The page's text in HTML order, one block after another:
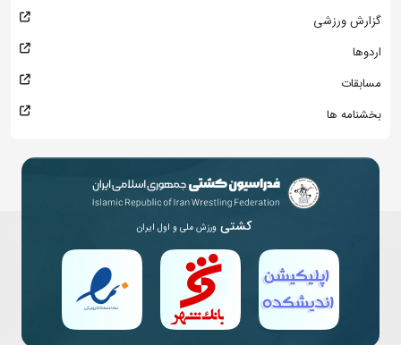
گزارش ورزشی
اردوها
مسابقات
بخشنامه ها
کشتی ورزش ملی و اول ایران